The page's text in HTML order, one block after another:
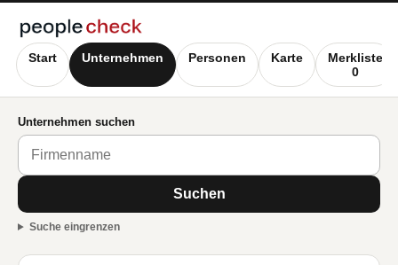
Start Unternehmen Personen Karte
Merkliste
0
Unternehmen suchen
Suchen
Suche eingrenzen